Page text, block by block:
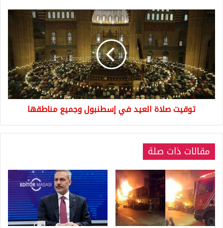
توقيت
العيد
في
إسطنبول
وجميع
مناطقها
توقيت صلاة العيد في إسطنبول وجميع مناطقها
مقالات ذات صلة